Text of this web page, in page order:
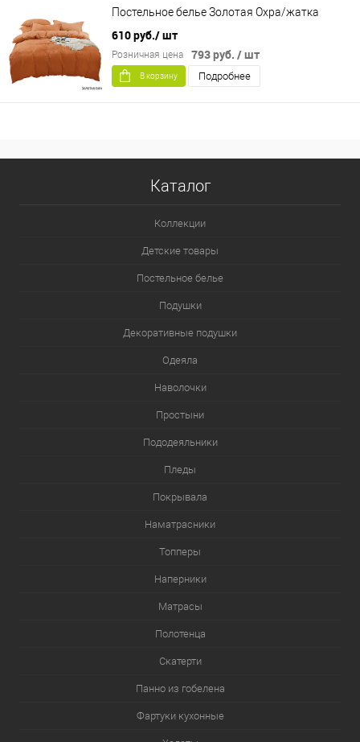
Постельное белье Золотая Охра/жатка
610 руб./ шт
793 руб. / шт
Розничная цена
В корзину Подробнее
Каталог
Коллекции
Детские товары
Постельное белье
Подушки
Декоративные подушки
Одеяла
Наволочки
Простыни
Пододеяльники
Пледы
Покрывала
Наматрасники
Топперы
Наперники
Матрасы
Полотенца
Скатерти
Панно из гобелена
Фартуки кухонные